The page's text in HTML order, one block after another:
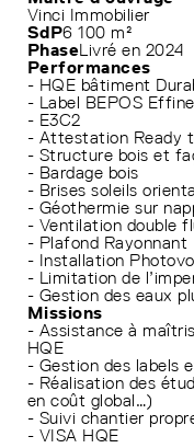
Vinci Immobilier
SdP6 100 m²
PhaseLivré en 2024
Performances
- HQE bâtiment
- Label BEPOS
- E3C2
- Attestation Ready
- Structure bois et
- Bardage bois
- Brises soleils
- Géothermie sur
- Ventilation double
- Plafond Rayonnant
- Installation
- Limitation de
- Gestion des eaux
Missions
- Assistance à
HQE
- Gestion des labels
- Réalisation des
en coût global…)
- Suivi chantier
- VISA HQE